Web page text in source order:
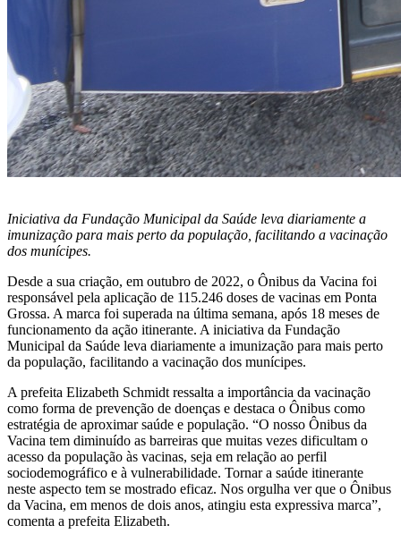
Iniciativa da Fundação Municipal da Saúde leva diariamente a
imunização para mais perto da população, facilitando a vacinação
dos munícipes.
Desde a sua criação, em outubro de 2022, o Ônibus da Vacina foi
responsável pela aplicação de 115.246 doses de vacinas em Ponta
Grossa. A marca foi superada na última semana, após 18 meses de
funcionamento da ação itinerante. A iniciativa da Fundação
Municipal da Saúde leva diariamente a imunização para mais perto
da população, facilitando a vacinação dos munícipes.
A prefeita Elizabeth Schmidt ressalta a importância da vacinação
como forma de prevenção de doenças e destaca o Ônibus como
estratégia de aproximar saúde e população. “O nosso Ônibus da
Vacina tem diminuído as barreiras que muitas vezes dificultam o
acesso da população às vacinas, seja em relação ao perfil
sociodemográfico e à vulnerabilidade. Tornar a saúde itinerante
neste aspecto tem se mostrado eficaz. Nos orgulha ver que o Ônibus
da Vacina, em menos de dois anos, atingiu esta expressiva marca”,
comenta a prefeita Elizabeth.